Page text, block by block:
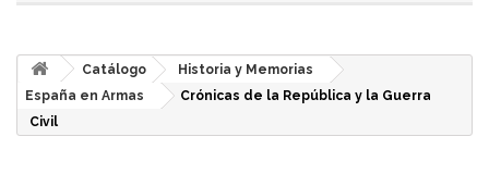
Catálogo
Historia y Memorias
España en Armas
Crónicas de la República y la Guerra
Civil